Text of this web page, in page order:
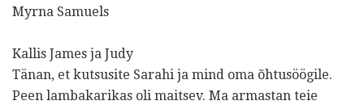
Myrna Samuels
Kallis James ja Judy
Tänan, et kutsusite Sarahi ja mind oma õhtusöögile.
Peen lambakarikas oli maitsev. Ma armastan teie